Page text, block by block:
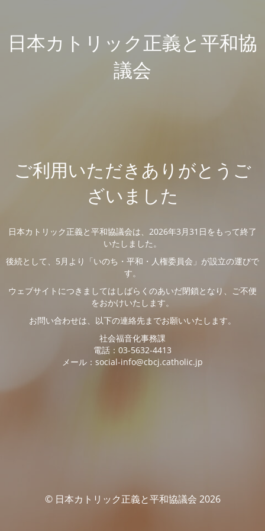
日本カトリック正義と平和協
議会
ご利用いただきありがとうご
ざいました
日本カトリック正義と平和協議会は、2026年3月31日をもって終了
いたしました。
後続として、5月より「いのち・平和・人権委員会」が設立の運びで
す。
ウェブサイトにつきましてはしばらくのあいだ閉鎖となり、ご不便
をおかけいたします。
お問い合わせは、以下の連絡先までお願いいたします。
社会福音化事務課
電話：03-5632-4413
メール：social-info@cbcj.catholic.jp
© 日本カトリック正義と平和協議会 2026